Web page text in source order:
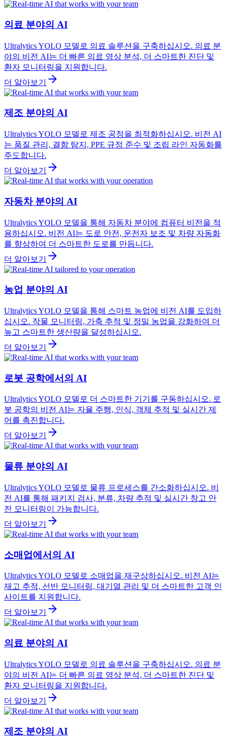
의료 분야의 AI
Ultralytics YOLO 모델로 의료 솔루션을 구축하십시오. 의료 분
야의 비전 AI는 더 빠른 의료 영상 분석, 더 스마트한 진단 및
환자 모니터링을 지원합니다.
더 알아보기
제조 분야의 AI
Ultralytics YOLO 모델로 제조 공정을 최적화하십시오. 비전 AI
는 품질 관리, 결함 탐지, PPE 규정 준수 및 조립 라인 자동화를
주도합니다.
더 알아보기
자동차 분야의 AI
Ultralytics YOLO 모델을 통해 자동차 분야에 컴퓨터 비전을 적
용하십시오. 비전 AI는 도로 안전, 운전자 보조 및 차량 자동화
를 향상하여 더 스마트한 도로를 만듭니다.
더 알아보기
농업 분야의 AI
Ultralytics YOLO 모델을 통해 스마트 농업에 비전 AI를 도입하
십시오. 작물 모니터링, 가축 추적 및 정밀 농업을 강화하여 더
높고 스마트한 생산량을 달성하십시오.
더 알아보기
로봇 공학에서의 AI
Ultralytics YOLO 모델로 더 스마트한 기기를 구동하십시오. 로
봇 공학의 비전 AI는 자율 주행, 인식, 객체 추적 및 실시간 제
어를 촉진합니다.
더 알아보기
물류 분야의 AI
Ultralytics YOLO 모델로 물류 프로세스를 간소화하십시오. 비
전 AI를 통해 패키지 검사, 분류, 차량 추적 및 실시간 창고 안
전 모니터링이 가능합니다.
더 알아보기
소매업에서의 AI
Ultralytics YOLO 모델로 소매업을 재구상하십시오. 비전 AI는
재고 추적, 선반 모니터링, 대기열 관리 및 더 스마트한 고객 인
사이트를 지원합니다.
더 알아보기
의료 분야의 AI
Ultralytics YOLO 모델로 의료 솔루션을 구축하십시오. 의료 분
야의 비전 AI는 더 빠른 의료 영상 분석, 더 스마트한 진단 및
환자 모니터링을 지원합니다.
더 알아보기
제조 분야의 AI